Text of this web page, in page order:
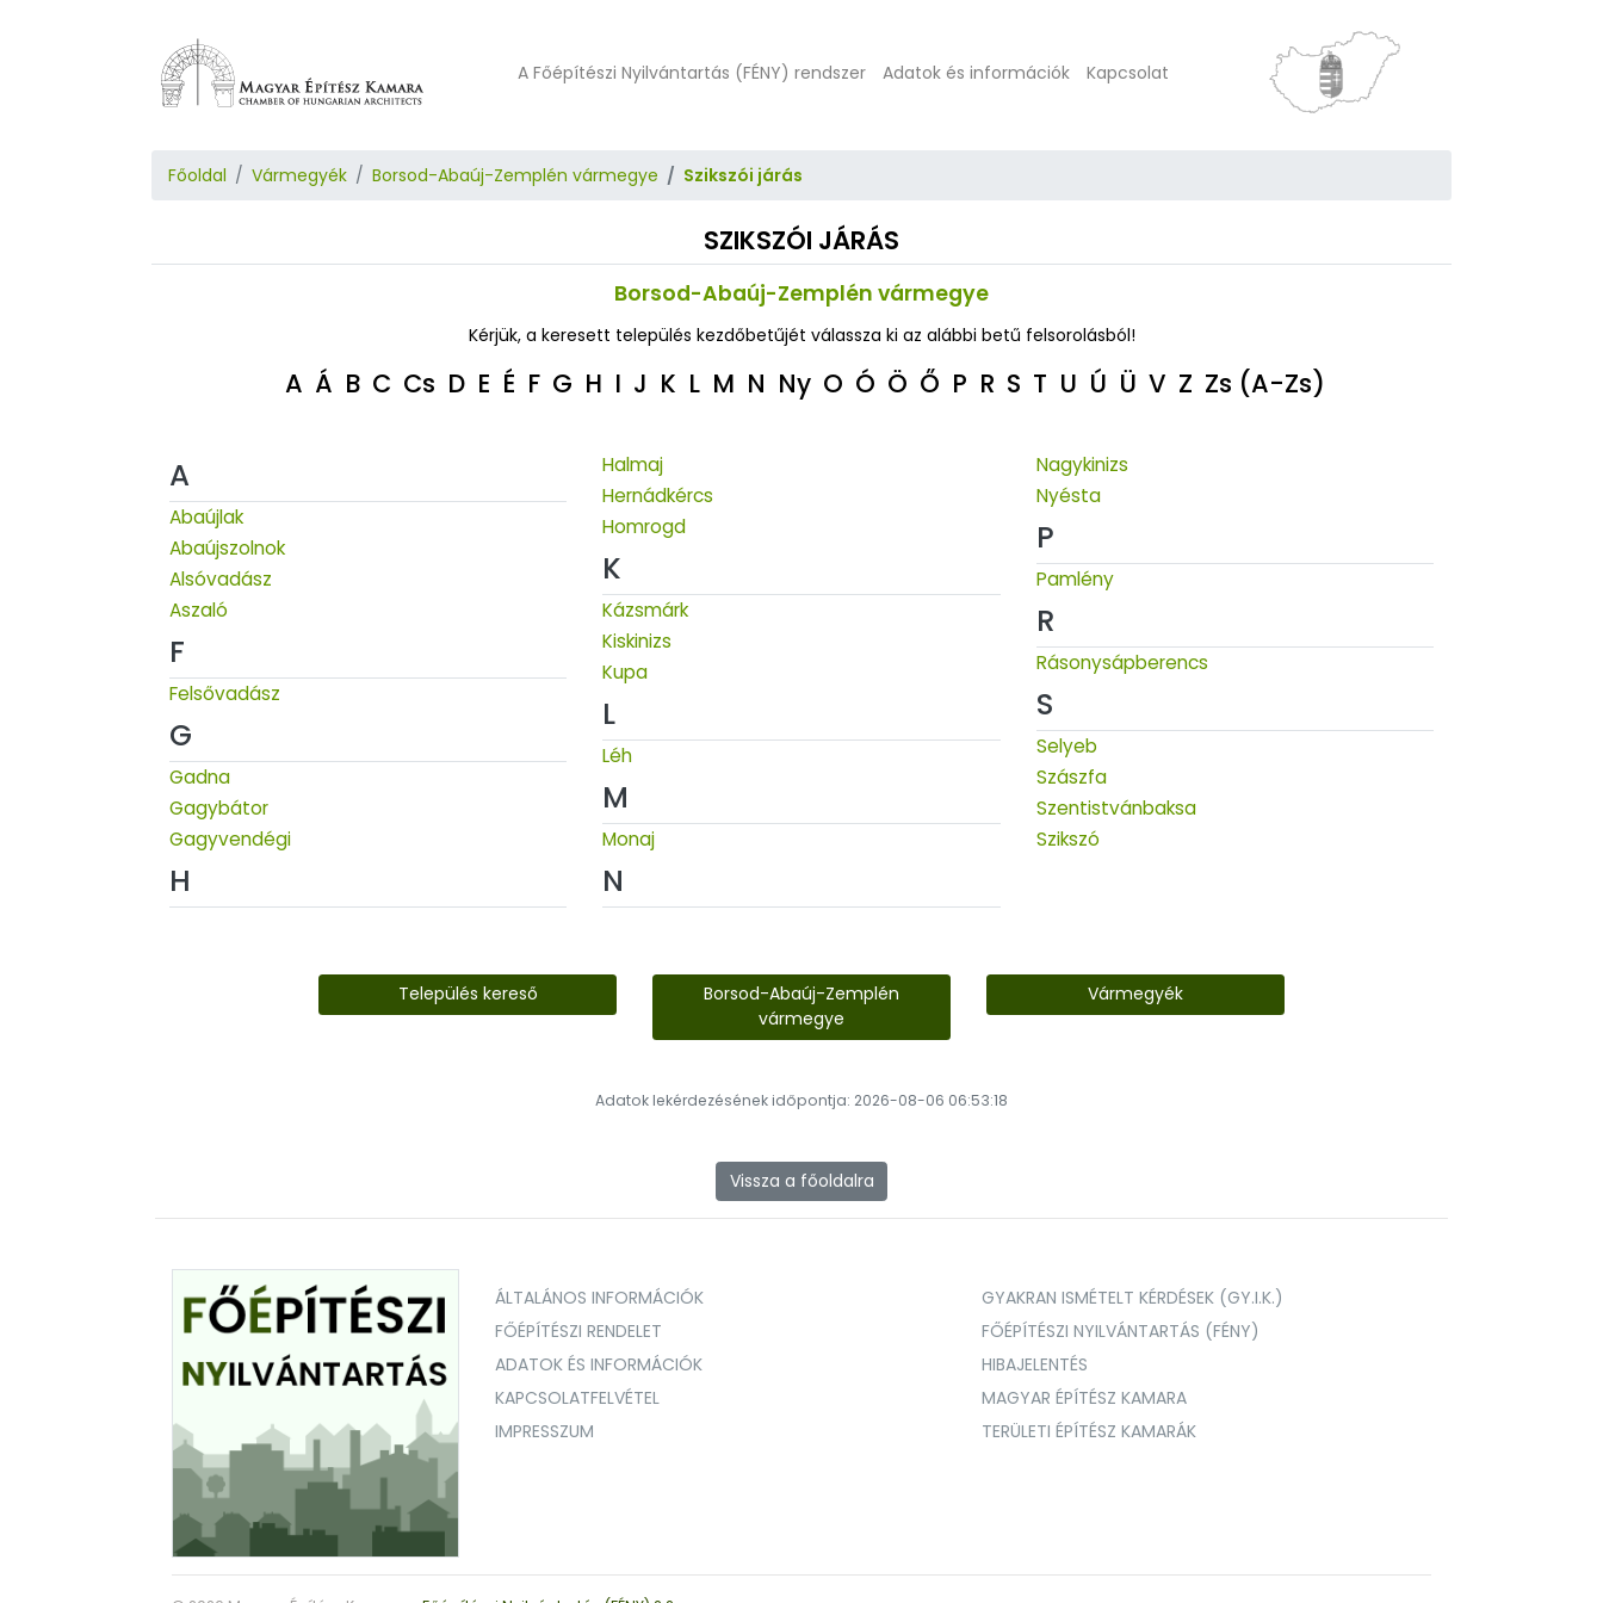
A Főépítészi Nyilvántartás (FÉNY) rendszer Adatok és információk Kapcsolat
Főoldal Vármegyék Borsod-Abaúj-Zemplén vármegye Szikszói járás
SZIKSZÓI JÁRÁS
Borsod-Abaúj-Zemplén vármegye
Kérjük, a keresett település kezdőbetűjét válassza ki az alábbi betű felsorolásból!
A Á B C Cs D E É F G H I J K L M N Ny O Ó Ö Ő P R S T U Ú Ü V Z Zs (A-Zs)
A
Abaújlak
Abaújszolnok
Alsóvadász
Aszaló
F
Felsővadász
G
Gadna
Gagybátor
Gagyvendégi
H
Halmaj
Hernádkércs
Homrogd
K
Kázsmárk
Kiskinizs
Kupa
L
Léh
M
Monaj
N
Nagykinizs
Nyésta
P
Pamlény
R
Rásonysápberencs
S
Selyeb
Szászfa
Szentistvánbaksa
Szikszó
Település kereső
Borsod-Abaúj-Zemplén
vármegye
Vármegyék
Adatok lekérdezésének időpontja: 2026-08-06 06:53:18
Vissza a főoldalra
ÁLTALÁNOS INFORMÁCIÓK
GYAKRAN ISMÉTELT KÉRDÉSEK (GY.I.K.)
FŐÉPÍTÉSZI RENDELET
FŐÉPÍTÉSZI NYILVÁNTARTÁS (FÉNY)
ADATOK ÉS INFORMÁCIÓK
HIBAJELENTÉS
KAPCSOLATFELVÉTEL
MAGYAR ÉPÍTÉSZ KAMARA
IMPRESSZUM
TERÜLETI ÉPÍTÉSZ KAMARÁK